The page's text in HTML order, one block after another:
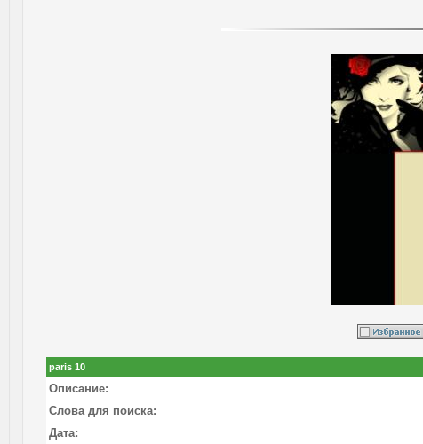
paris 10
Описание:
Слова для поиска:
Дата: